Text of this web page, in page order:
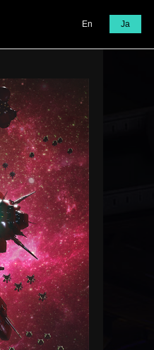
En Ja